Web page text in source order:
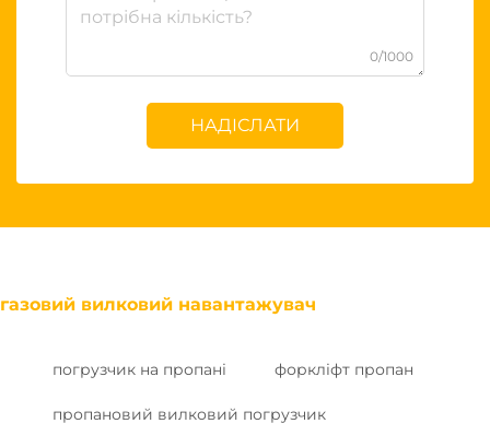
0/1000
НАДІСЛАТИ
газовий вилковий навантажувач
погрузчик на пропані форкліфт пропан
пропановий вилковий погрузчик